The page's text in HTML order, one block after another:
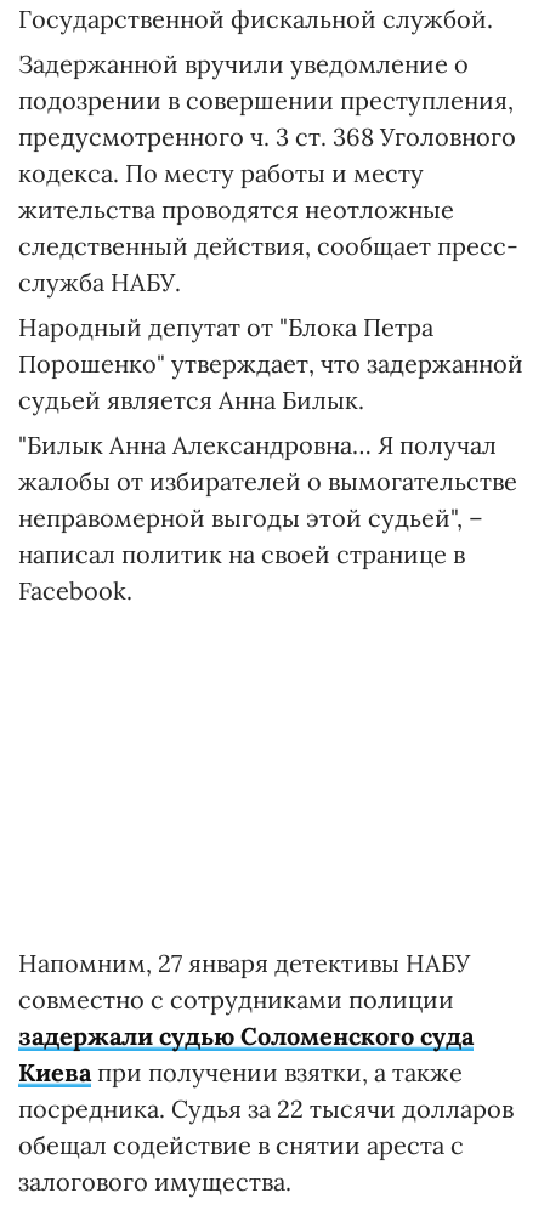
Государственной фискальной службой.
Задержанной вручили уведомление о
подозрении в совершении преступления,
предусмотренного ч. 3 ст. 368 Уголовного
кодекса. По месту работы и месту
жительства проводятся неотложные
следственный действия, сообщает пресс-
служба НАБУ.
Народный депутат от "Блока Петра
Порошенко" утверждает, что задержанной
судьей является Анна Билык.
"Билык Анна Александровна… Я получал
жалобы от избирателей о вымогательстве
неправомерной выгоды этой судьей", –
написал политик на своей странице в
Facebook.
Напомним, 27 января детективы НАБУ
совместно с сотрудниками полиции
задержали судью Соломенского суда
Киевапри получении взятки, а также
посредника. Судья за 22 тысячи долларов
обещал содействие в снятии ареста с
залогового имущества.